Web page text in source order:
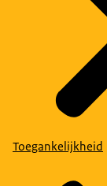
Toegankelijkheid